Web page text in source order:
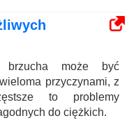
brzucha może być
przyczynami, z
to problemy
do ciężkich.